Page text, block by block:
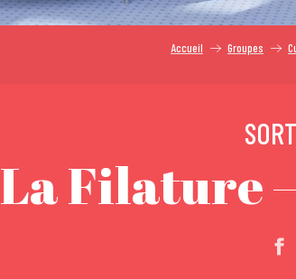
Accueil Groupes
La Filature